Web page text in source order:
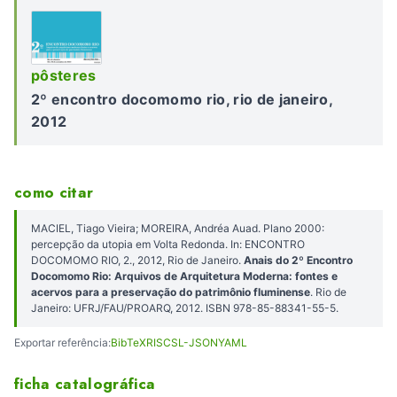
pôsteres
2º encontro docomomo rio, rio de janeiro,
2012
como citar
MACIEL, Tiago Vieira; MOREIRA, Andréa Auad. Plano 2000:
percepção da utopia em Volta Redonda. In: ENCONTRO
DOCOMOMO RIO, 2., 2012, Rio de Janeiro. Anais do 2º Encontro
Docomomo Rio: Arquivos de Arquitetura Moderna: fontes e
acervos para a preservação do patrimônio fluminense. Rio de
Janeiro: UFRJ/FAU/PROARQ, 2012. ISBN 978-85-88341-55-5.
Exportar referência:BibTeXRISCSL-JSONYAML
ficha catalográfica